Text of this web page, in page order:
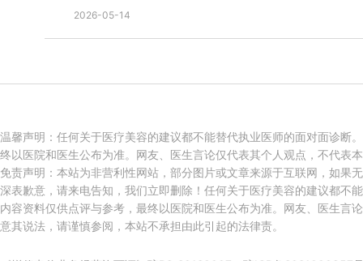
2026-05-14
温馨声明：任何关于医疗美容的建议都不能替代执业医师的面对面诊断
终以医院和医生公布为准。网友、医生言论仅代表其个人观点，不代表
免责声明：本站为非营利性网站，部分图片或文章来源于互联网，如果
深表歉意，请来电告知，我们立即删除！任何关于医疗美容的建议都不
内容资料仅供点评与参考，最终以医院和医生公布为准。网友、医生言
意其说法，请谨慎参阅，本站不承担由此引起的法律责。